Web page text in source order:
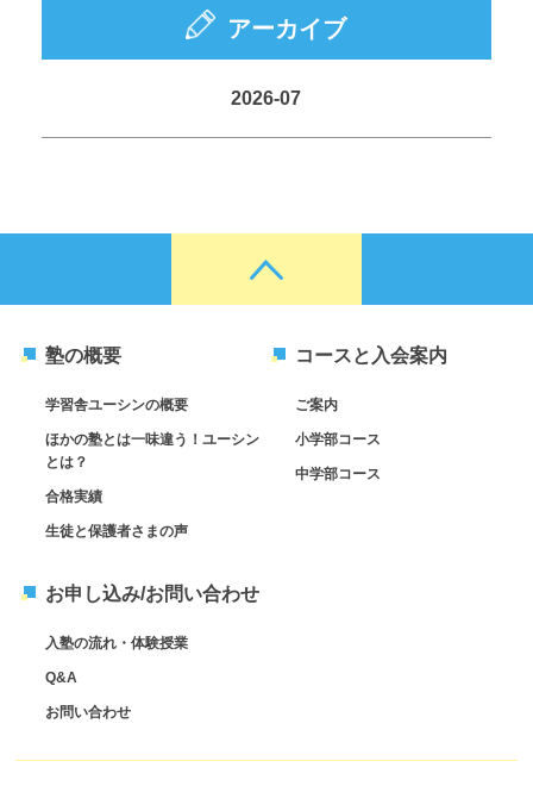
アーカイブ
2026-07
塾の概要
学習舎ユーシンの概要
ほかの塾とは一味違う！ユーシン
とは？
合格実績
生徒と保護者さまの声
コースと入会案内
ご案内
小学部コース
中学部コース
お申し込み/お問い合わせ
入塾の流れ・体験授業
Q&A
お問い合わせ